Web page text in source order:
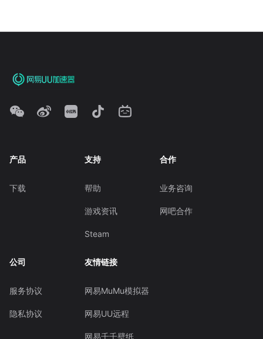
产品
下载
支持
帮助
游戏资讯
Steam
合作
业务咨询
网吧合作
公司
服务协议
隐私协议
友情链接
网易MuMu模拟器
网易UU远程
网易千千壁纸